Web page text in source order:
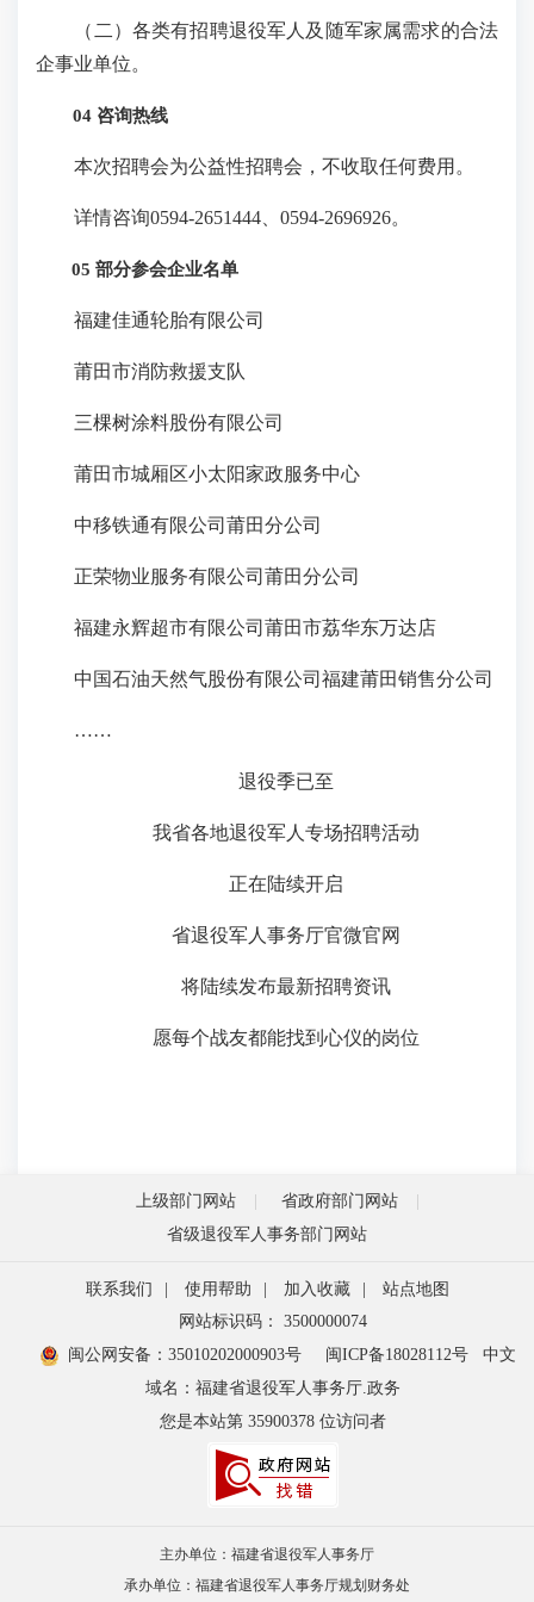
（二）各类有招聘退役军人及随军家属需求的合法
企事业单位。
04 咨询热线
本次招聘会为公益性招聘会，不收取任何费用。
详情咨询0594-2651444、0594-2696926。
05 部分参会企业名单
福建佳通轮胎有限公司
莆田市消防救援支队
三棵树涂料股份有限公司
莆田市城厢区小太阳家政服务中心
中移铁通有限公司莆田分公司
正荣物业服务有限公司莆田分公司
福建永辉超市有限公司莆田市荔华东万达店
中国石油天然气股份有限公司福建莆田销售分公司
……
退役季已至
我省各地退役军人专场招聘活动
正在陆续开启
省退役军人事务厅官微官网
将陆续发布最新招聘资讯
愿每个战友都能找到心仪的岗位
上级部门网站
省政府部门网站
省级退役军人事务部门网站
联系我们 | 使用帮助 | 加入收藏 |
站点地图
网站标识码： 3500000074
闽公网安备：35010202000903号
闽ICP备18028112号
中文
域名：福建省退役军人事务厅.政务
您是本站第 35900378 位访问者
主办单位：福建省退役军人事务厅
承办单位：福建省退役军人事务厅规划财务处